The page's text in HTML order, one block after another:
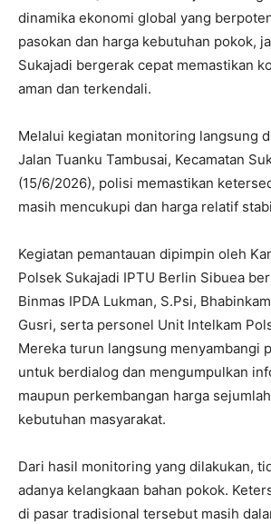
dinamika ekonomi global yang
pasokan dan harga kebutuhan pokok,
Sukajadi bergerak cepat memastikan
aman dan terkendali.
Melalui kegiatan monitoring langsung
Jalan Tuanku Tambusai, Kecamatan
(15/6/2026), polisi memastikan
masih mencukupi dan harga relatif
Kegiatan pemantauan dipimpin oleh
Polsek Sukajadi IPTU Berlin Sibuea
Binmas IPDA Lukman, S.Psi,
Gusri, serta personel Unit Intelkam
Mereka turun langsung menyambangi
untuk berdialog dan mengumpulkan
maupun perkembangan harga
kebutuhan masyarakat.
Dari hasil monitoring yang dilakukan,
adanya kelangkaan bahan pokok.
di pasar tradisional tersebut masih